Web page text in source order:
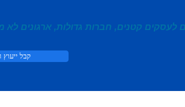
לעסקים קטנים, חברות גדולות, ארגונים לא
קבל ייעוץ